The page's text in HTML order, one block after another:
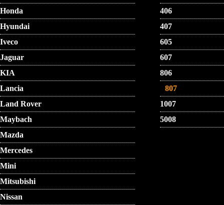
Honda
Hyundai
Iveco
Jaguar
KIA
Lancia
Land Rover
Maybach
Mazda
Mercedes
Mini
Mitsubishi
Nissan
406
407
605
607
806
807
1007
5008